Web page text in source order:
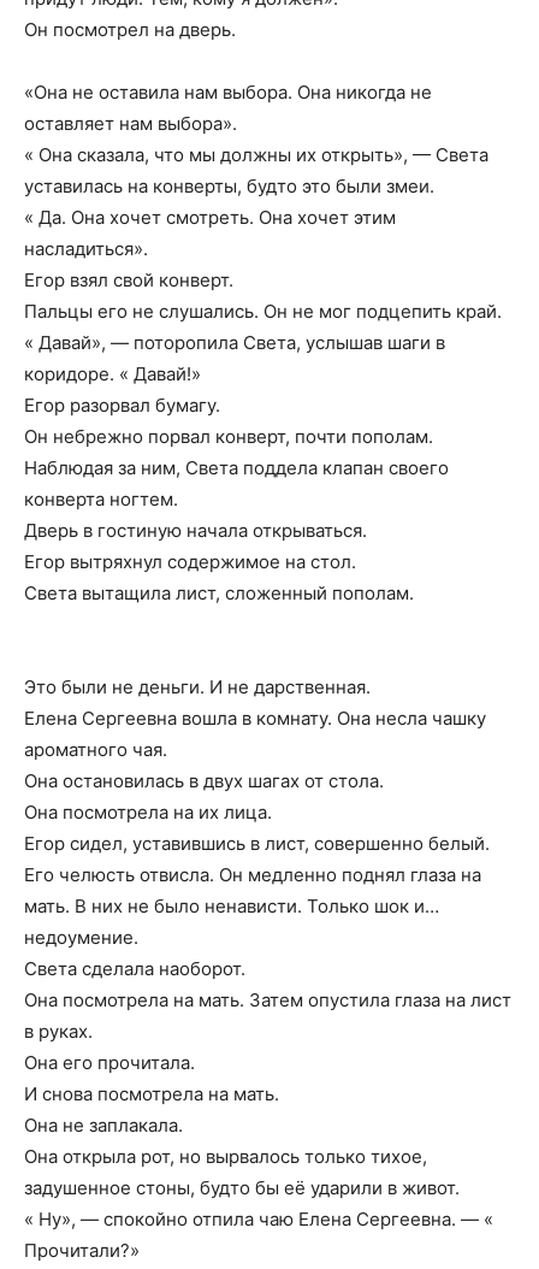
Он посмотрел на дверь.
«Она не оставила нам выбора. Она никогда не
оставляет нам выбора».
« Она сказала, что мы должны их открыть», — Света
уставилась на конверты, будто это были змеи.
« Да. Она хочет смотреть. Она хочет этим
насладиться».
Егор взял свой конверт.
Пальцы его не слушались. Он не мог подцепить край.
« Давай», — поторопила Света, услышав шаги в
коридоре. « Давай!»
Егор разорвал бумагу.
Он небрежно порвал конверт, почти пополам.
Наблюдая за ним, Света поддела клапан своего
конверта ногтем.
Дверь в гостиную начала открываться.
Егор вытряхнул содержимое на стол.
Света вытащила лист, сложенный пополам.
Это были не деньги. И не дарственная.
Елена Сергеевна вошла в комнату. Она несла чашку
ароматного чая.
Она остановилась в двух шагах от стола.
Она посмотрела на их лица.
Егор сидел, уставившись в лист, совершенно белый.
Его челюсть отвисла. Он медленно поднял глаза на
мать. В них не было ненависти. Только шок и…
недоумение.
Света сделала наоборот.
Она посмотрела на мать. Затем опустила глаза на лист
в руках.
Она его прочитала.
И снова посмотрела на мать.
Она не заплакала.
Она открыла рот, но вырвалось только тихое,
задушенное стоны, будто бы её ударили в живот.
« Ну», — спокойно отпила чаю Елена Сергеевна. — «
Прочитали?»